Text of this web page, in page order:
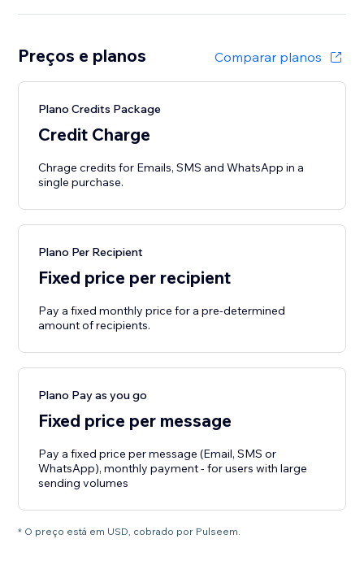
Preços e planos Comparar planos
Plano Credits Package
Credit Charge
Chrage credits for Emails, SMS and WhatsApp in a
single purchase.
Plano Per Recipient
Fixed price per recipient
Pay a fixed monthly price for a pre-determined
Plano Pay as you go
Fixed price per message
Pay a fixed price per message (Email, SMS or
WhatsApp), monthly payment - for users with large
sending volumes
* O preço está em USD, cobrado por Pulseem.